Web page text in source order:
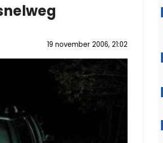
19 november 2006, 21:02